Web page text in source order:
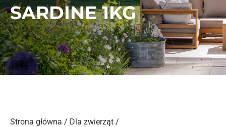
SARDINE 1KG
Strona główna / Dla zwierząt /